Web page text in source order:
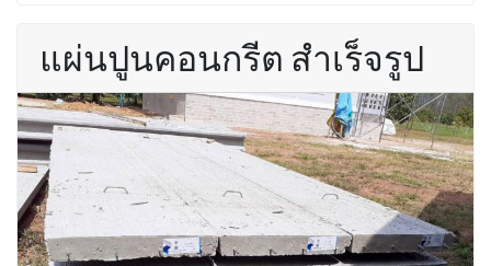
แผ่นปูนคอนกรีต สำเร็จรูป